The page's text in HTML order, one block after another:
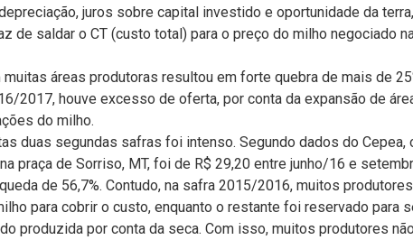
juros sobre capital investido e oportunidade da
de saldar o CT (custo total) para o preço do milho negociado
áreas produtoras resultou em forte quebra de mais de
2017, houve excesso de oferta, por conta da expansão de
do milho.
duas segundas safras foi intenso. Segundo dados do Cepea,
praça de Sorriso, MT, foi de R$ 29,20 entre junho/16 e
de 56,7%. Contudo, na safra 2015/2016, muitos
para cobrir o custo, enquanto o restante foi reservado para
produzida por conta da seca. Com isso, muitos produtores